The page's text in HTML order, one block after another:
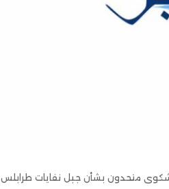
بشكوى متحدون بشأن جبل نفايات طرابلس